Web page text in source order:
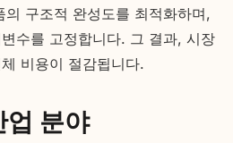
구조적 완성도를 최적화하며,
수를 고정합니다. 그 결과, 시장
비용이 절감됩니다.
분야